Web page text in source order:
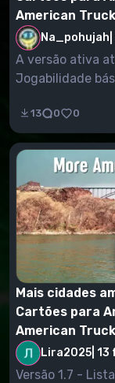
American
Na_pohujah
A versão ativa
Jogabilidade
13 0 0
Mais cidades
Cartões para
American
Lira2025 13
Versão 1.7 -